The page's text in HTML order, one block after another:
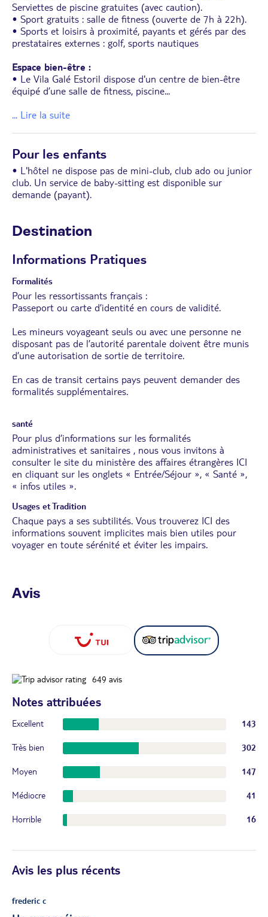
Serviettes de piscine gratuites (avec caution).
• Sport gratuits : salle de fitness (ouverte de 7h à 22h).
• Sports et loisirs à proximité, payants et gérés par des
prestataires externes : golf, sports nautiques
Espace bien-être :
• Le Vila Galé Estoril dispose d'un centre de bien-être
équipé d’une salle de fitness, piscine...
... Lire la suite
Pour les enfants
• L'hôtel ne dispose pas de mini-club, club ado ou junior
club. Un service de baby-sitting est disponible sur
demande (payant).
Destination
Informations Pratiques
Formalités
Pour les ressortissants français :
Passeport ou carte d’identité en cours de validité.
Les mineurs voyageant seuls ou avec une personne ne
disposant pas de l’autorité parentale doivent être munis
d’une autorisation de sortie de territoire.
En cas de transit certains pays peuvent demander des
formalités supplémentaires.
santé
Pour plus d’informations sur les formalités
administratives et sanitaires , nous vous invitons à
consulter le site du ministère des affaires étrangères ICI
en cliquant sur les onglets « Entrée/Séjour », « Santé »,
« infos utiles ».
Usages et Tradition
Chaque pays a ses subtilités. Vous trouverez ICI des
informations souvent implicites mais bien utiles pour
voyager en toute sérénité et éviter les impairs.
Avis
649 avis
Notes attribuées
Excellent 143
Très bien 302
Moyen 147
Médiocre 41
Horrible 16
Avis les plus récents
frederic c